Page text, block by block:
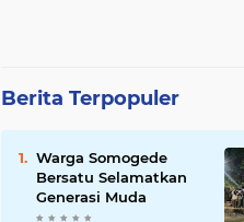
Berita Terpopuler
Warga Somogede
Bersatu Selamatkan
Generasi Muda